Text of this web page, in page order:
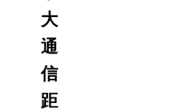
大
通
信
距